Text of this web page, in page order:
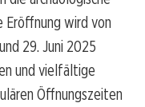
Eröffnung wird von
29. Juni 2025
und vielfältige
Öffnungszeiten